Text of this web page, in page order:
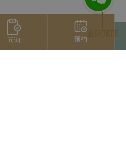
问询 预约
返回顶部